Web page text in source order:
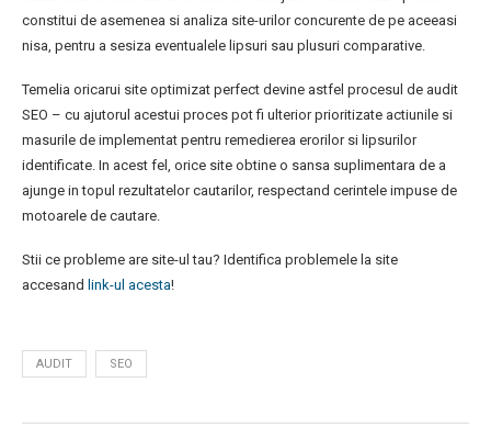
constitui de asemenea si analiza site-urilor concurente de pe aceeasi
nisa, pentru a sesiza eventualele lipsuri sau plusuri comparative.
Temelia oricarui site optimizat perfect devine astfel procesul de audit
SEO – cu ajutorul acestui proces pot fi ulterior prioritizate actiunile si
masurile de implementat pentru remedierea erorilor si lipsurilor
identificate. In acest fel, orice site obtine o sansa suplimentara de a
ajunge in topul rezultatelor cautarilor, respectand cerintele impuse de
motoarele de cautare.
Stii ce probleme are site-ul tau? Identifica problemele la site
accesand link-ul acesta!
AUDIT SEO